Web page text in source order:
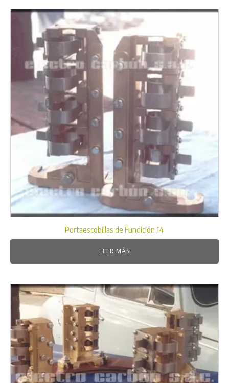
Portaescobillas de Fundición 14
LEER MÁS